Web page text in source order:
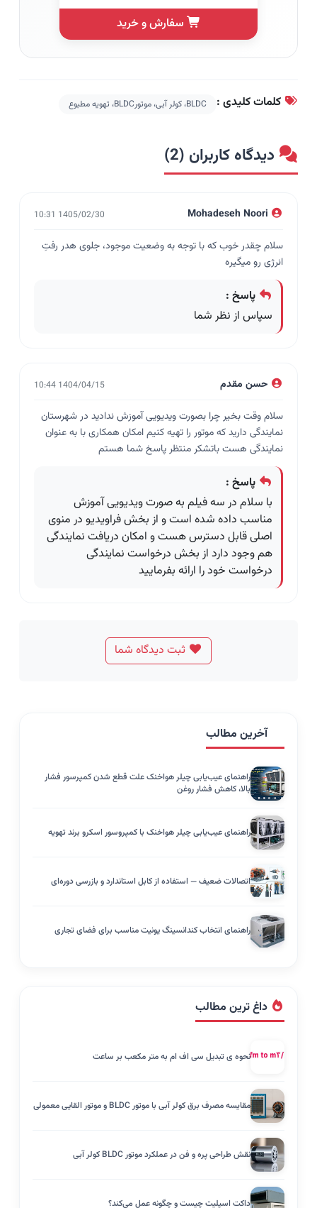
آخرین مطالب
راهنمای عیب‌یابی چیلر هواخنک علت قطع شدن کمپرسور فشار
بالا، کاهش فشار روغن
راهنمای عیب‌یابی چیلر هواخنک با کمپروسور اسکرو برند تهویه
اتصالات ضعیف — استفاده از کابل استاندارد و بازرسی دوره‌ای
راهنمای انتخاب کندانسینگ یونیت مناسب برای فضای تجاری
داغ ترین مطالب
نحوه ی تبدیل سی اف ام به متر مکعب بر ساعت
مقایسه مصرف برق کولر آبی با موتور BLDC و موتور القایی معمولی
نقش طراحی پره و فن در عملکرد موتور BLDC کولر آبی
داکت اسپلیت چیست و چگونه عمل می‌کند؟
سفارش و خرید
کلمات کلیدی : BLDC، کولر آبی، موتورBLDC، تهویه مطبوع
دیدگاه کاربران (2)
سلام چقدر خوب که با توجه به وضعیت موجود، جلوی هدر رفتِ
انرژی رو میگیره
پاسخ :
سپاس از نظر شما
حسن مقدم
سلام وقت بخیر چرا بصورت ویدیویی آموزش ندادید در شهرستان
نمایندگی دارید که موتور را تهیه کنیم امکان همکاری با به عنوان
نمایندگی هست باتشکر منتظر پاسخ شما هستم
پاسخ :
با سلام در سه فیلم به صورت ویدیویی آموزش
مناسب داده شده است و از بخش فراویدیو در منوی
اصلی قابل دسترس هست و امکان دریافت نمایندگی
هم وجود دارد از بخش درخواست نمایندگی
درخواست خود را ارائه بفرمایید
ثبت دیدگاه شما